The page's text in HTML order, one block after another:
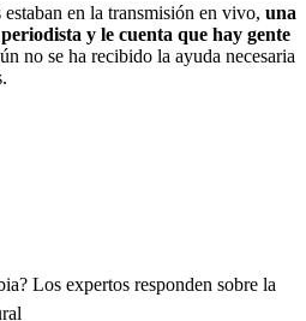
en la transmisión en vivo, una
y le cuenta que hay gente
no se ha recibido la ayuda necesaria
Los expertos responden sobre la